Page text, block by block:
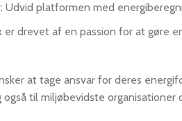
Udvid platformen med
er drevet af en passion for at gøre
at tage ansvar for deres
til miljøbevidste